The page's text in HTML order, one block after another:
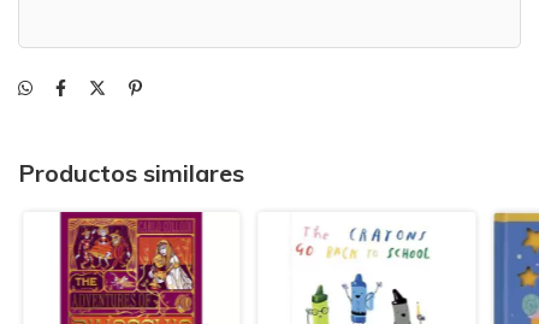
Productos similares